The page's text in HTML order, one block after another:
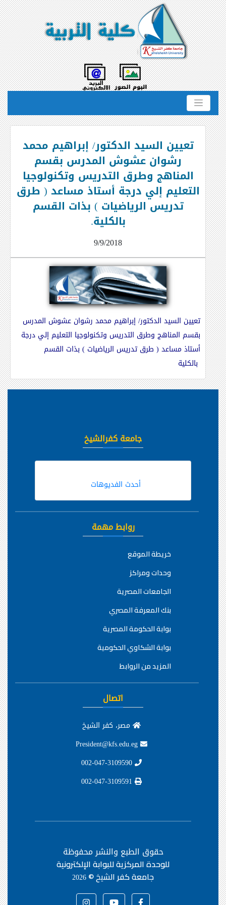
تعيين السيد الدكتور/ إبراهيم محمد
رشوان عشوش المدرس بقسم
المناهج وطرق التدريس وتكنولوجيا
التعليم إلي درجة أستاذ مساعد ( طرق
تدريس الرياضيات ) بذات القسم
بالكلية.
9/9/2018
تعيين السيد الدكتور/ إبراهيم محمد رشوان عشوش المدرس
بقسم المناهج وطرق التدريس وتكنولوجيا التعليم إلي درجة
أستاذ مساعد ( طرق تدريس الرياضيات ) بذات القسم
بالكلية
جامعة كفرالشيخ
أحدث الفديوهات
روابط مهمة
خريطة الموقع
وحدات ومراكز
الجامعات المصرية
بنك المعرفة المصري
بوابة الحكومة المصرية
بوابة الشكاوي الحكومية
المزيد من الروابط
اتصال
مصر، كفر الشيخ
حقوق الطبع والنشر محفوظة
للوحدة المركزية للبوابة الإلكترونية
جامعة كفر الشيخ ©2026